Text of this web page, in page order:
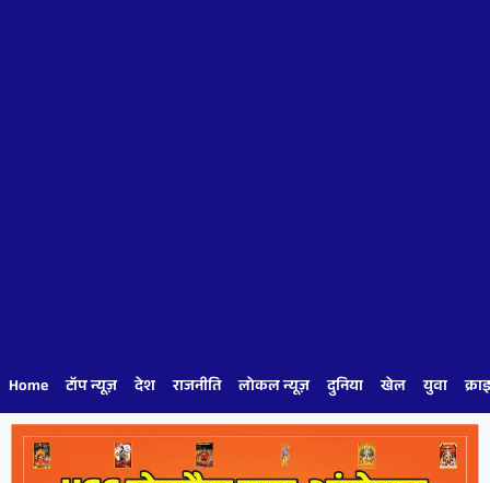
Home टॉप न्यूज़ देश राजनीति लोकल न्यूज़ दुनिया खेल युवा